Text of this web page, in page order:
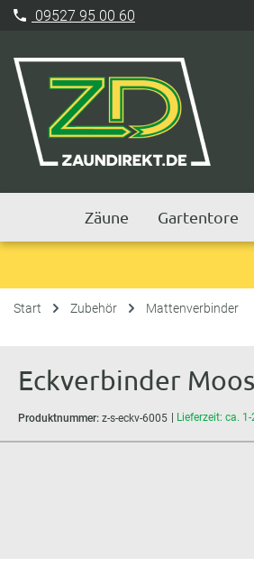
09527 95 00 60
Zäune Gartentore
Start Zubehör Mattenverbinder
Eckverbinder
Produktnummer: z-s-eckv-6005 Lieferzeit: ca.